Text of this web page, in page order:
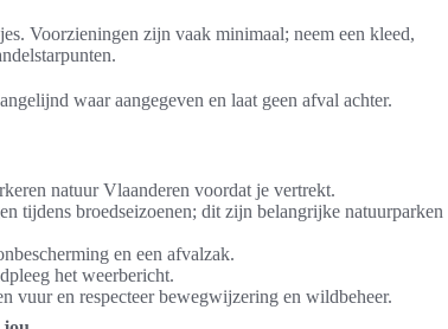
Voorzieningen zijn vaak minimaal; neem een kleed,
waar aangegeven en laat geen afval achter.
natuur Vlaanderen voordat je vertrekt.
tijdens broedseizoenen; dit zijn belangrijke natuurparken
en een afvalzak.
het weerbericht.
vuur en respecteer bewegwijzering en wildbeheer.